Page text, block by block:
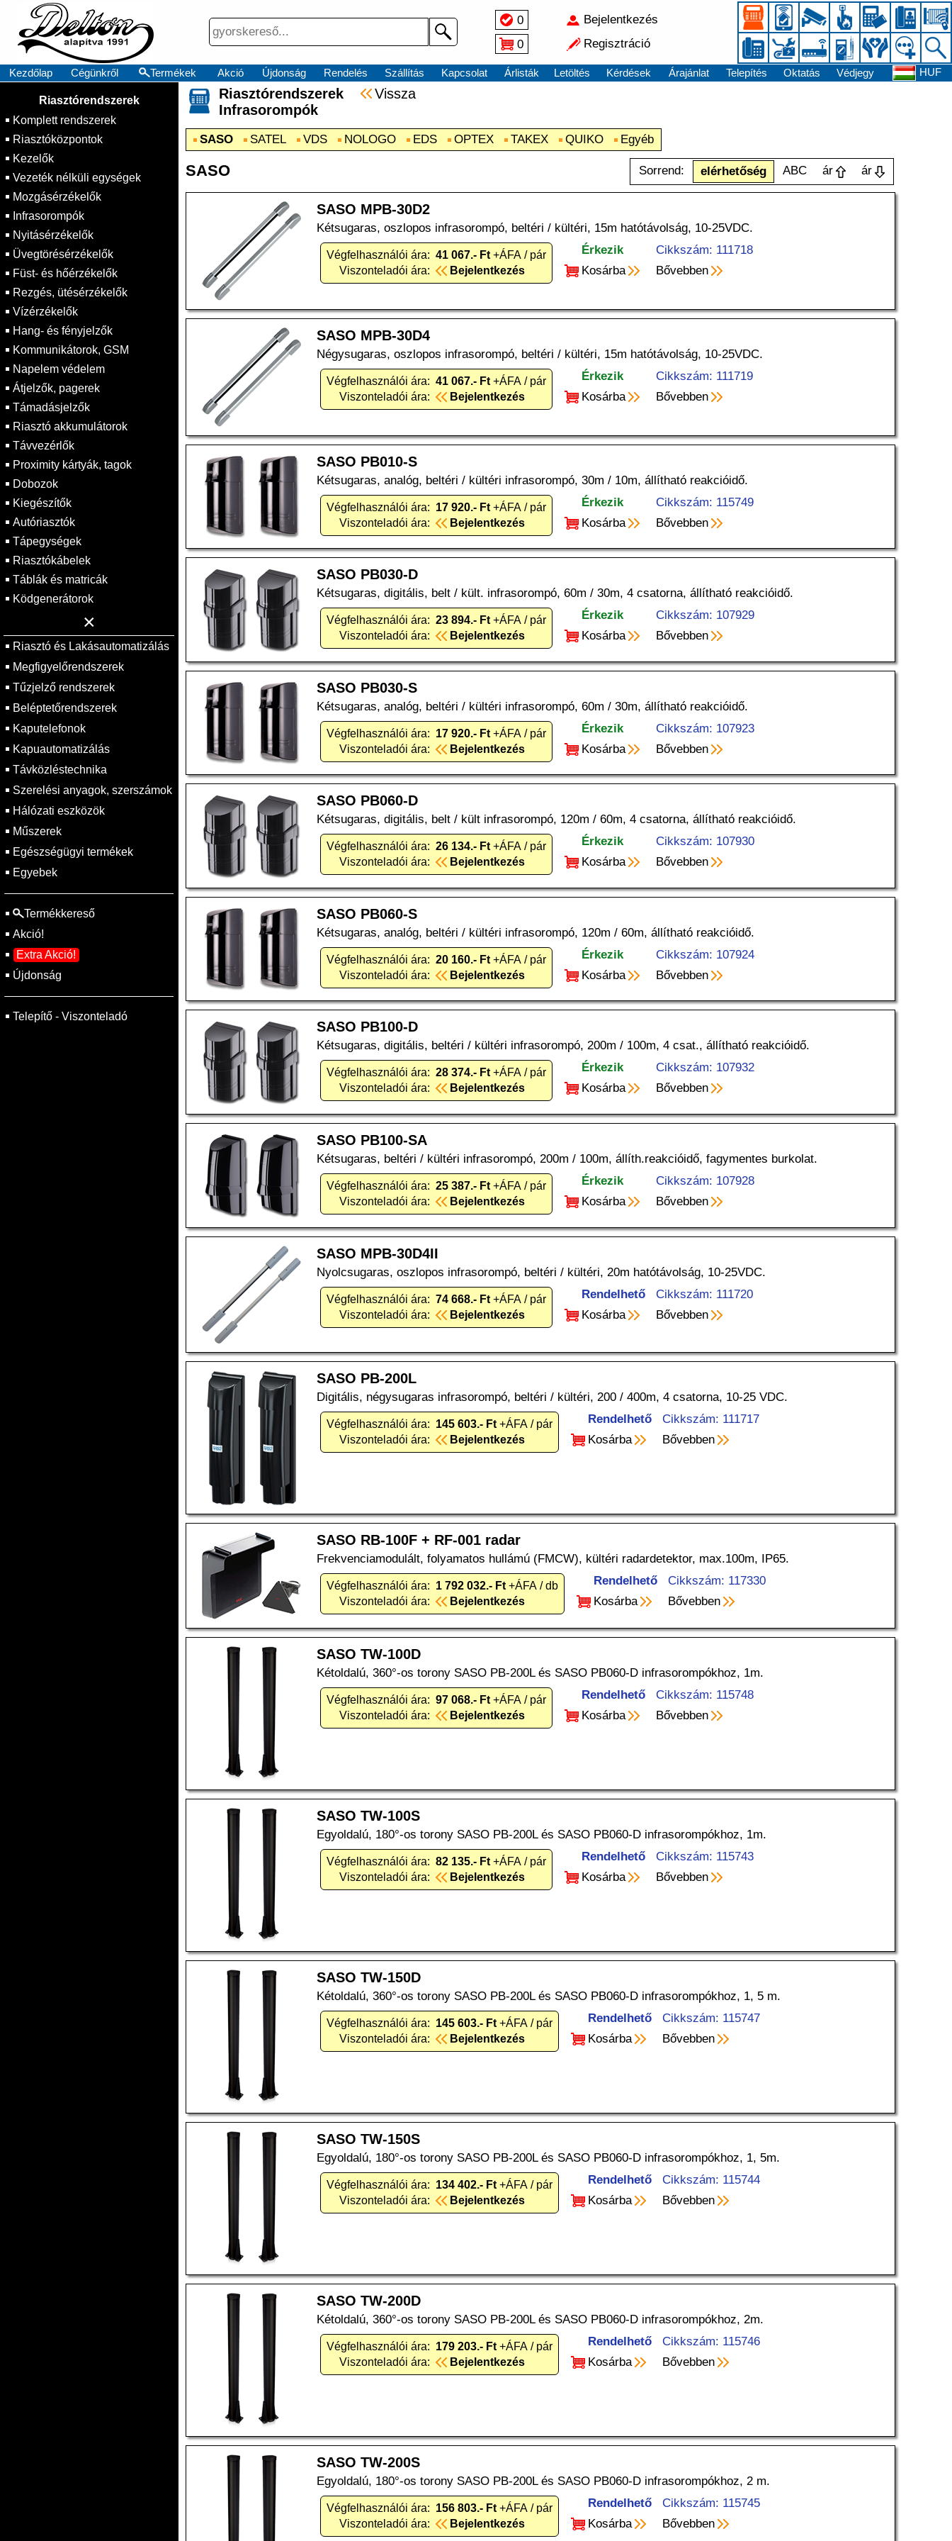
0
0
Bejelentkezés
Regisztráció
Kezdőlap Cégünkről Termékek Akció Újdonság Rendelés Szállítás Kapcsolat Árlisták Letöltés Kérdések Árajánlat Telepítés Oktatás Védjegy HUF
Riasztórendszerek
×
Komplett rendszerek
Riasztóközpontok
Kezelők
Vezeték nélküli egységek
Mozgásérzékelők
Infrasorompók
Nyitásérzékelők
Üvegtörésérzékelők
Füst- és hőérzékelők
Rezgés, ütésérzékelők
Vízérzékelők
Hang- és fényjelzők
Kommunikátorok, GSM
Napelem védelem
Átjelzők, pagerek
Támadásjelzők
Riasztó akkumulátorok
Távvezérlők
Proximity kártyák, tagok
Dobozok
Kiegészítők
Autóriasztók
Tápegységek
Riasztókábelek
Táblák és matricák
Ködgenerátorok
×
Riasztó és Lakásautomatizálás
Megfigyelőrendszerek
Tűzjelző rendszerek
Beléptetőrendszerek
Kaputelefonok
Kapuautomatizálás
Távközléstechnika
Szerelési anyagok, szerszámok
Hálózati eszközök
Műszerek
Egészségügyi termékek
Egyebek
Termékkereső
Akció!
Extra Akció!
Újdonság
Telepítő - Viszonteladó
Riasztórendszerek
Vissza
Infrasorompók
SASO SATEL VDS NOLOGO EDS OPTEX TAKEX QUIKO Egyéb
SASO Sorrend: elérhetőség ABC ár ár
SASO MPB-30D2
Kétsugaras, oszlopos infrasorompó, beltéri / kültéri, 15m hatótávolság, 10-25VDC.
Végfelhasználói ára: 41 067.- Ft +ÁFA / pár
Viszonteladói ára:
Bejelentkezés
Érkezik
Cikkszám: 111718
Kosárba
Bővebben
SASO MPB-30D4
Négysugaras, oszlopos infrasorompó, beltéri / kültéri, 15m hatótávolság, 10-25VDC.
Végfelhasználói ára: 41 067.- Ft +ÁFA / pár
Viszonteladói ára:
Bejelentkezés
Érkezik
Cikkszám: 111719
Kosárba
Bővebben
SASO PB010-S
Kétsugaras, analóg, beltéri / kültéri infrasorompó, 30m / 10m, állítható reakcióidő.
Végfelhasználói ára: 17 920.- Ft +ÁFA / pár
Viszonteladói ára:
Bejelentkezés
Érkezik
Cikkszám: 115749
Kosárba
Bővebben
SASO PB030-D
Kétsugaras, digitális, belt / kült. infrasorompó, 60m / 30m, 4 csatorna, állítható reakcióidő.
Végfelhasználói ára: 23 894.- Ft +ÁFA / pár
Viszonteladói ára:
Bejelentkezés
Érkezik
Cikkszám: 107929
Kosárba
Bővebben
SASO PB030-S
Kétsugaras, analóg, beltéri / kültéri infrasorompó, 60m / 30m, állítható reakcióidő.
Végfelhasználói ára: 17 920.- Ft +ÁFA / pár
Viszonteladói ára:
Bejelentkezés
Érkezik
Cikkszám: 107923
Kosárba
Bővebben
SASO PB060-D
Kétsugaras, digitális, belt / kült infrasorompó, 120m / 60m, 4 csatorna, állítható reakcióidő.
Végfelhasználói ára: 26 134.- Ft +ÁFA / pár
Viszonteladói ára:
Bejelentkezés
Érkezik
Cikkszám: 107930
Kosárba
Bővebben
SASO PB060-S
Kétsugaras, analóg, beltéri / kültéri infrasorompó, 120m / 60m, állítható reakcióidő.
Végfelhasználói ára: 20 160.- Ft +ÁFA / pár
Viszonteladói ára:
Bejelentkezés
Érkezik
Cikkszám: 107924
Kosárba
Bővebben
SASO PB100-D
Kétsugaras, digitális, beltéri / kültéri infrasorompó, 200m / 100m, 4 csat., állítható reakcióidő.
Végfelhasználói ára: 28 374.- Ft +ÁFA / pár
Viszonteladói ára:
Bejelentkezés
Érkezik
Cikkszám: 107932
Kosárba
Bővebben
SASO PB100-SA
Kétsugaras, beltéri / kültéri infrasorompó, 200m / 100m, állíth.reakcióidő, fagymentes burkolat.
Végfelhasználói ára: 25 387.- Ft +ÁFA / pár
Viszonteladói ára:
Bejelentkezés
Érkezik
Cikkszám: 107928
Kosárba
Bővebben
SASO MPB-30D4II
Nyolcsugaras, oszlopos infrasorompó, beltéri / kültéri, 20m hatótávolság, 10-25VDC.
Végfelhasználói ára: 74 668.- Ft +ÁFA / pár
Viszonteladói ára:
Bejelentkezés
Rendelhető
Cikkszám: 111720
Kosárba
Bővebben
SASO PB-200L
Digitális, négysugaras infrasorompó, beltéri / kültéri, 200 / 400m, 4 csatorna, 10-25 VDC.
Végfelhasználói ára: 145 603.- Ft +ÁFA / pár
Viszonteladói ára:
Bejelentkezés
Rendelhető
Cikkszám: 111717
Kosárba
Bővebben
SASO RB-100F + RF-001 radar
Frekvenciamodulált, folyamatos hullámú (FMCW), kültéri radardetektor, max.100m, IP65.
Végfelhasználói ára: 1 792 032.- Ft +ÁFA / db
Viszonteladói ára:
Bejelentkezés
Rendelhető
Cikkszám: 117330
Kosárba
Bővebben
SASO TW-100D
Kétoldalú, 360°-os torony SASO PB-200L és SASO PB060-D infrasorompókhoz, 1m.
Végfelhasználói ára: 97 068.- Ft +ÁFA / pár
Viszonteladói ára:
Bejelentkezés
Rendelhető
Cikkszám: 115748
Kosárba
Bővebben
SASO TW-100S
Egyoldalú, 180°-os torony SASO PB-200L és SASO PB060-D infrasorompókhoz, 1m.
Végfelhasználói ára: 82 135.- Ft +ÁFA / pár
Viszonteladói ára:
Bejelentkezés
Rendelhető
Cikkszám: 115743
Kosárba
Bővebben
SASO TW-150D
Kétoldalú, 360°-os torony SASO PB-200L és SASO PB060-D infrasorompókhoz, 1, 5 m.
Végfelhasználói ára: 145 603.- Ft +ÁFA / pár
Viszonteladói ára:
Bejelentkezés
Rendelhető
Cikkszám: 115747
Kosárba
Bővebben
SASO TW-150S
Egyoldalú, 180°-os torony SASO PB-200L és SASO PB060-D infrasorompókhoz, 1, 5m.
Végfelhasználói ára: 134 402.- Ft +ÁFA / pár
Viszonteladói ára:
Bejelentkezés
Rendelhető
Cikkszám: 115744
Kosárba
Bővebben
SASO TW-200D
Kétoldalú, 360°-os torony SASO PB-200L és SASO PB060-D infrasorompókhoz, 2m.
Végfelhasználói ára: 179 203.- Ft +ÁFA / pár
Viszonteladói ára:
Bejelentkezés
Rendelhető
Cikkszám: 115746
Kosárba
Bővebben
SASO TW-200S
Egyoldalú, 180°-os torony SASO PB-200L és SASO PB060-D infrasorompókhoz, 2 m.
Végfelhasználói ára: 156 803.- Ft +ÁFA / pár
Viszonteladói ára:
Bejelentkezés
Rendelhető
Cikkszám: 115745
Kosárba
Bővebben